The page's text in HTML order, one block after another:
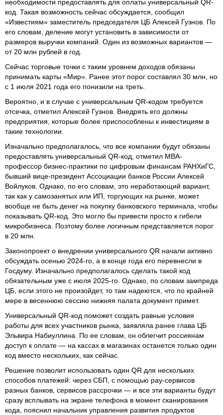
необходимости предоставлять для оплаты универсальный QR-
код. Такая возможность сейчас обсуждается, сообщил
«Известиям» заместитель председателя ЦБ Алексей Гузнов. По
его словам, деление могут установить в зависимости от
размеров выручки компаний. Один из возможных вариантов —
от 20 млн рублей в год.
Сейчас торговые точки с таким уровнем доходов обязаны
принимать карты «Мир». Ранее этот порог составлял 30 млн, но
с 1 июля 2021 года его понизили на треть.
Вероятно, и в случае с универсальным QR-кодом требуется
отсечка, отметил Алексей Гузнов. Внедрять его должны
предприятия, которые более приспособлены к инвестициям в
такие технологии.
Изначально предполагалось, что все компании будут обязаны
предоставлять универсальный QR-код, отметил МВА-
профессор бизнес-практики по цифровым финансам РАНХиГС,
бывший вице-президент Ассоциации банков России Алексей
Войлуков. Однако, по его словам, это неработающий вариант,
так как у самозанятых или ИП, торгующих на рынке, может
вообще не быть денег на покупку банковского терминала, чтобы
показывать QR-код. Это могло бы привести просто к гибели
микробизнеса. Поэтому более логичным представляется порог
в 20 млн.
Законопроект о внедрении универсального QR начали активно
обсуждать осенью 2024-го, а в конце года его перевнесли в
Госдуму. Изначально предполагалось сделать такой код
обязательным уже с июля 2025-го. Однако, по словам зампреда
ЦБ, если этого не произойдет, то там надеются, что по крайней
мере в весеннюю сессию нижняя палата документ примет.
Универсальный QR-код поможет создать равные условия
работы для всех участников рынка, заявляла ранее глава ЦБ
Эльвира Набиуллина. По ее словам, он облегчит россиянам
доступ к оплате — на кассах в магазинах останется только один
код вместо нескольких, как сейчас.
Решение позволит использовать один QR для нескольких
способов платежей: через СБП, с помощью pay-сервисов
разных банков, сервисов рассрочки — и все эти варианты будут
сразу всплывать на экране телефона в момент сканирования
кода, пояснил начальник управления развития продуктов